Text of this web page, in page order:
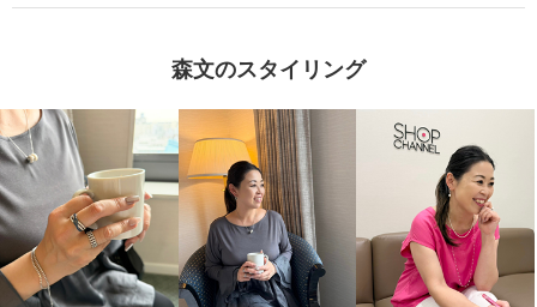
森文のスタイリング